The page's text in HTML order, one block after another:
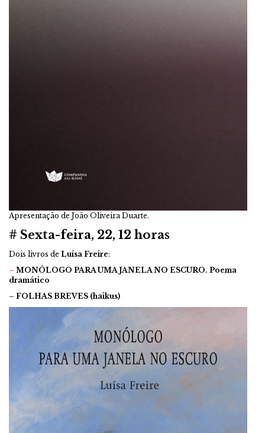
Apresentação de João Oliveira Duarte.
# Sexta-feira, 22, 12 horas
Dois livros de Luísa Freire:
– MONÓLOGO PARA UMA JANELA NO ESCURO. Poema
dramático
– FOLHAS BREVES (haikus)